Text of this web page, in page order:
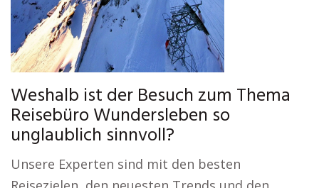
Weshalb ist der Besuch zum Thema
Reisebüro Wundersleben so
unglaublich sinnvoll?
Unsere Experten sind mit den besten